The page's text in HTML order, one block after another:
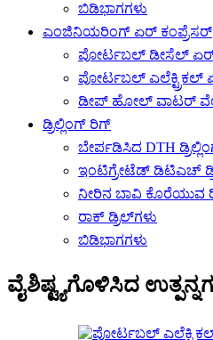
ಬಿಡಿಭಾಗಗಳು
ಎಂಜಿನಿಯರಿಂಗ್ ಏರ್ ಕಂಪ್ರೆಸರ್
ಪೋರ್ಟಬಲ್ ಡೀಸೆಲ್ ಏರ್
ಪೋರ್ಟಬಲ್ ಎಲೆಕ್ಟ್ರಿಕಲ್
ಡೀಪ್ ಹೋಲ್ ವಾಟರ್
ಡ್ರಿಲ್ಲಿಂಗ್ ರಿಗ್
ಬೇರ್ಪಡಿಸಿದ DTH
ಇಂಟಿಗ್ರೇಟೆಡ್ ಡಿಟಿಎಚ್
ನೀರಿನ ಬಾವಿ ಕೊರೆಯುವ
ರಾಕ್ ಡ್ರಿಲ್‌ಗಳು
ಬಿಡಿಭಾಗಗಳು
ವೈಶಿಷ್ಟ್ಯಗೊಳಿಸಿದ